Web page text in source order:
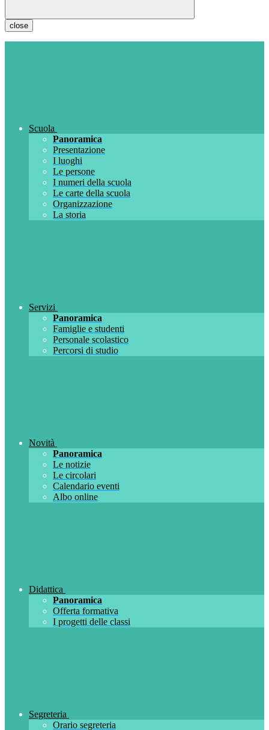
close
Scuola
Panoramica
Presentazione
I luoghi
Le persone
I numeri della scuola
Le carte della scuola
Organizzazione
La storia
Servizi
Panoramica
Famiglie e studenti
Personale scolastico
Percorsi di studio
Novità
Panoramica
Le notizie
Le circolari
Calendario eventi
Albo online
Didattica
Panoramica
Offerta formativa
I progetti delle classi
Segreteria
Orario segreteria